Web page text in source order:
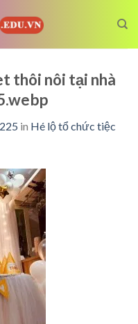
thôi nôi tại nhà
in Hé lộ tổ chức tiệc